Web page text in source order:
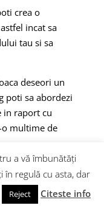
crea o
incat sa
tau si sa
deseori un
poti sa abordezi
in raport cu
multime de
a vă îmbunătăți
în regulă cu asta, dar
Reject Citeste info